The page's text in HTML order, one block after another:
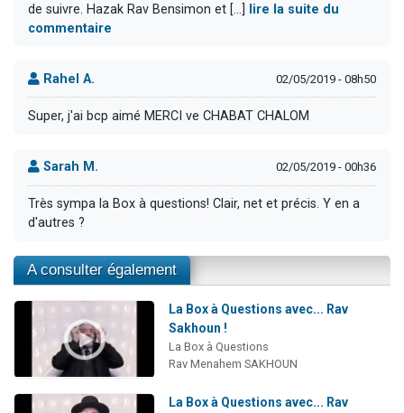
de suivre. Hazak Rav Bensimon et [...]
lire la suite du
commentaire
Rahel A. 02/05/2019 - 08h50
Super, j'ai bcp aimé MERCI ve CHABAT CHALOM
Sarah M. 02/05/2019 - 00h36
Très sympa la Box à questions! Clair, net et précis. Y en a
d'autres ?
A consulter également
La Box à Questions avec... Rav
Sakhoun !
La Box à Questions
Rav Menahem SAKHOUN
La Box à Questions avec... Rav